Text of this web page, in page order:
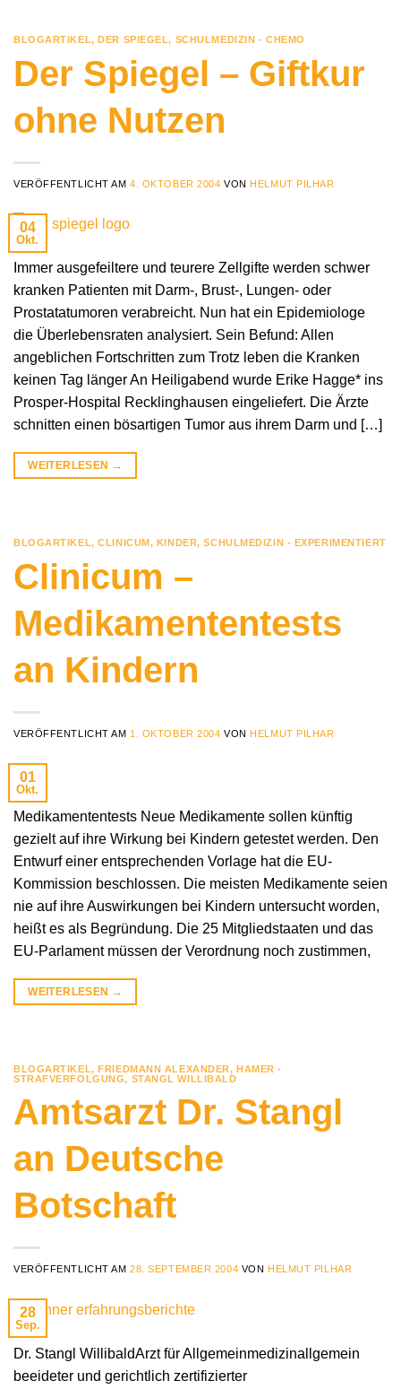
BLOGARTIKEL, DER SPIEGEL, SCHULMEDIZIN - CHEMO
Der Spiegel – Giftkur
ohne Nutzen
VERÖFFENTLICHT AM4. OKTOBER 2004 VON HELMUT PILHAR
04
Okt.
Immer ausgefeiltere und teurere Zellgifte werden schwer
kranken Patienten mit Darm-, Brust-, Lungen- oder
Prostatatumoren verabreicht. Nun hat ein Epidemiologe
die Überlebensraten analysiert. Sein Befund: Allen
angeblichen Fortschritten zum Trotz leben die Kranken
keinen Tag länger An Heiligabend wurde Erike Hagge* ins
Prosper-Hospital Recklinghausen eingeliefert. Die Ärzte
schnitten einen bösartigen Tumor aus ihrem Darm und […]
WEITERLESEN →
BLOGARTIKEL,CLINICUM, KINDER,SCHULMEDIZIN - EXPERIMENTIERT
Clinicum –
Medikamententests
an Kindern
VERÖFFENTLICHT AM 1. OKTOBER 2004 VON HELMUT PILHAR
01
Okt.
Medikamententests Neue Medikamente sollen künftig
gezielt auf ihre Wirkung bei Kindern getestet werden. Den
Entwurf einer entsprechenden Vorlage hat die EU-
Kommission beschlossen. Die meisten Medikamente seien
nie auf ihre Auswirkungen bei Kindern untersucht worden,
heißt es als Begründung. Die 25 Mitgliedstaaten und das
EU-Parlament müssen der Verordnung noch zustimmen,
WEITERLESEN →
BLOGARTIKEL,FRIEDMANN ALEXANDER,HAMER -
STRAFVERFOLGUNG, STANGL WILLIBALD
Amtsarzt Dr. Stangl
an Deutsche
Botschaft
VERÖFFENTLICHT AM28. SEPTEMBER 2004 VON HELMUT PILHAR
28
Sep.
Dr. Stangl WillibaldArzt für Allgemeinmedizinallgemein
beeideter und gerichtlich zertifizierter